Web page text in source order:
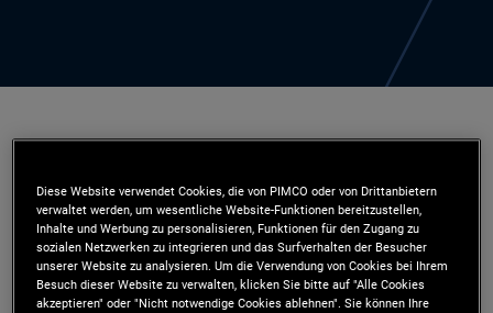
manager on the global wealth management team
in the Sydney office. Prior to joining PIMCO in
2024, he was responsible for national distribution
Diese Website verwendet Cookies, die von PIMCO oder von Drittanbietern
verwaltet werden, um wesentliche Website-Funktionen bereitzustellen,
Inhalte und Werbung zu personalisieren, Funktionen für den Zugang zu
sozialen Netzwerken zu integrieren und das Surfverhalten der Besucher
unserer Website zu analysieren. Um die Verwendung von Cookies bei Ihrem
Besuch dieser Website zu verwalten, klicken Sie bitte auf "Alle Cookies
akzeptieren" oder "Nicht notwendige Cookies ablehnen". Sie können Ihre